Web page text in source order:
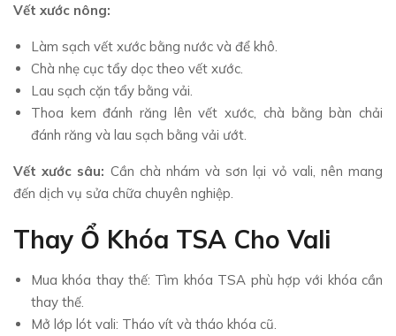
Vết xước nông:
Làm sạch vết xước bằng nước và để khô.
Chà nhẹ cục tẩy dọc theo vết xước.
Lau sạch cặn tẩy bằng vải.
Thoa kem đánh răng lên vết xước, chà bằng bàn chải
đánh răng và lau sạch bằng vải ướt.
Vết xước sâu: Cần chà nhám và sơn lại vỏ vali, nên mang
đến dịch vụ sửa chữa chuyên nghiệp.
Thay Ổ Khóa TSA Cho Vali
Mua khóa thay thế: Tìm khóa TSA phù hợp với khóa cần
thay thế.
Mở lớp lót vali: Tháo vít và tháo khóa cũ.